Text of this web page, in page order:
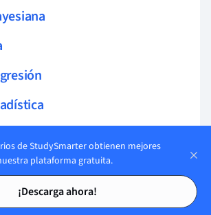
Tarjetas de estudio
Tarjetas de estudio
de StudySmarter obtienen mejores
plataforma gratuita.
¡Descarga ahora!